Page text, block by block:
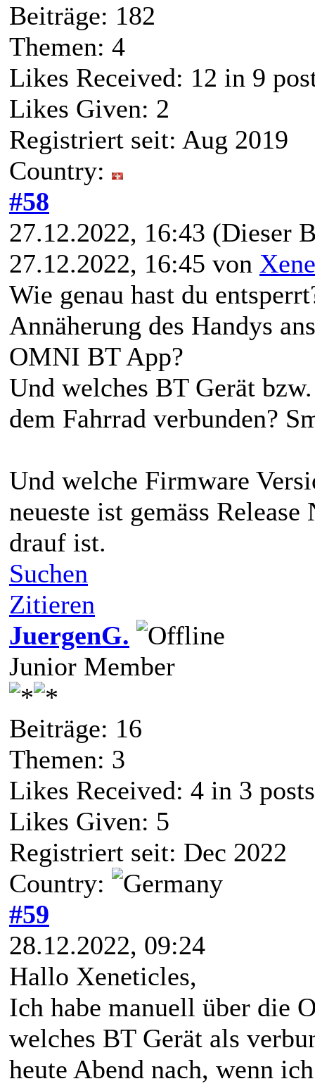
Beiträge: 182
Themen: 4
Likes Received: 12 in 9
Likes Given: 2
Registriert seit: Aug 2019
Country:
#58
27.12.2022, 16:43 (Dieser
27.12.2022, 16:45 von
Wie genau hast du
Annäherung des Handys
OMNI BT App?
Und welches BT Gerät
dem Fahrrad verbunden?
Und welche Firmware
neueste ist gemäss
drauf ist.
Suchen
Zitieren
JuergenG.
Junior Member
Beiträge: 16
Themen: 3
Likes Received: 4 in 3 posts
Likes Given: 5
Registriert seit: Dec 2022
Country:
#59
28.12.2022, 09:24
Hallo Xeneticles,
Ich habe manuell über die
welches BT Gerät als
heute Abend nach, wenn